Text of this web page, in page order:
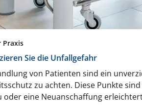
Praxis
Sie die Unfallgefahr
von Patienten sind ein
zu achten. Diese Punkte
oder eine Neuanschaffung